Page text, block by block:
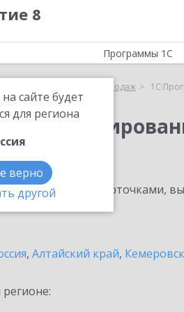
8
сайте будет
для региона
верно
другой
Программы 1С
1С:Прогнозирование продаж
Алтай
карточками,
, Алтайский край,